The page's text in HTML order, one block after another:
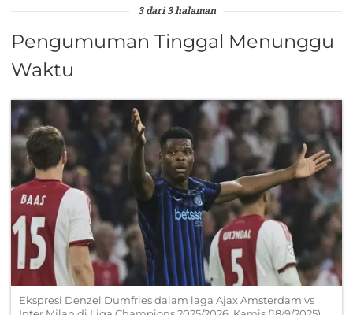
3 dari 3 halaman
Pengumuman Tinggal Menunggu
Waktu
Ekspresi Denzel Dumfries dalam laga Ajax Amsterdam vs